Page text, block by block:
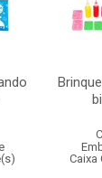
Caixa